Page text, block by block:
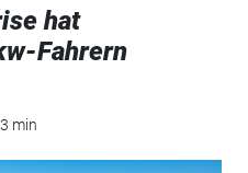
hat
Fahrern
min